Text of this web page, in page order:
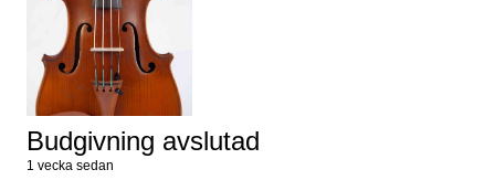
Budgivning avslutad
1 vecka sedan